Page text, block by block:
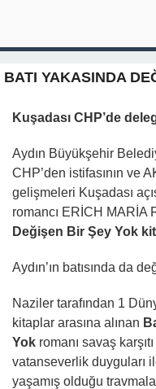
BATI YAKASINDA
Kuşadası CHP’de
Aydın Büyükşehir
CHP’den istifasının ve
gelişmeleri Kuşadası
romancı ERİCH MARİA
Değişen Bir Şey Yok
Aydın’ın batısında da
Naziler tarafından 1
kitaplar arasına alınan
Yok romanı savaş
vatanseverlik duyguları
yaşamış olduğu